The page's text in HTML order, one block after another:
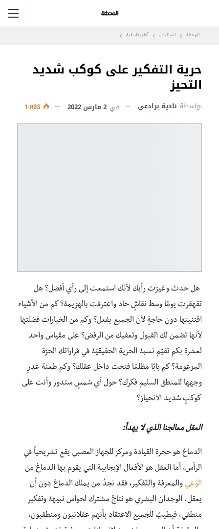
المحطة انسانيات آفاق فلسفيّة‎
حرية التفكير على كوكب شديد
التحيز
بواسطة نادية برادعي في 2 مارس 2022
هل حدث وغيرّت رأيك لأنك استمعت إلى رأي أفضل؟ هل
تقهقرت يومًا وسط نقاشٍ حاد واعترفت بالهزيمة؟ كم من الأشياء
اقتنيتها دون حاجةٍ لأن الجميع يفعل؟ وكم من الخيارات فضلتها
لأنها تضمن لك القبول وتعفيك من الرفض؟ على مقياس واحد
لعشرة بكم تقيّم نسبة الحرية الحقيقيّة في قراراتك الحرّة
المزعومة؟ كم بابًا مظلمًا فتحت داخل عقلك؟ وكم طعنة غدرٍ
وجهها للمنطق السليم فكرك؟ حول أي شمسٍ ستدور وأنت على
كوكبٍ شديد الانحياز؟
العقل معالجنا الذي لا يهدأ:
الدماغ هو حجرة القيادة ومركز للجهاز العصبي يقع تشريحياً في
الرأس، أما العقل هو الأفعال الإيجابية التي يقوم بها الدماغ من
الوعي والمعرفة والتّفكير، فقد نجدُ من يملك الدماغ دون أن
يعقل. الوجدان البشري هو نتاجٌ مشترك لحواس نبيهة وتفكير
منطقي، فيطيبُ للجميع الاعتقاد بأنهم عقلانيون ومنطقيون،